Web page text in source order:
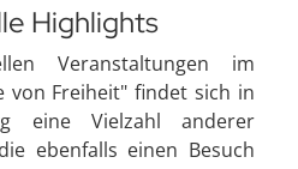
Highlights
Veranstaltungen im
von Freiheit" findet sich in
eine Vielzahl anderer
ebenfalls einen Besuch